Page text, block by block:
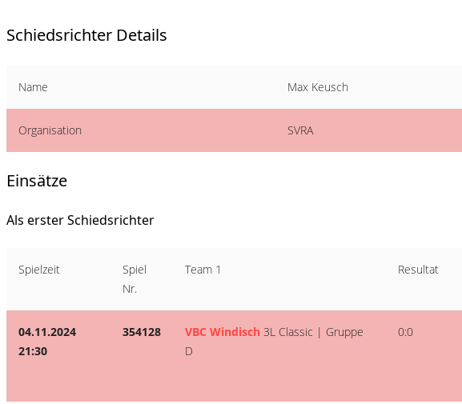
Schiedsrichter Details
Name Max Keusch
Organisation SVRA
Einsätze
Als erster Schiedsrichter
Spielzeit
Spiel
Nr.
Team 1 Resultat
04.11.2024
21:30
354128 VBC Windisch 3L Classic | Gruppe
D
0:0